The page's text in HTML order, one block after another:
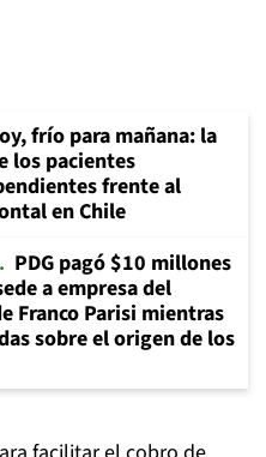
frío para mañana: la
los pacientes
frente al
en Chile
PDG pagó $10 millones
a empresa del
Franco Parisi mientras
sobre el origen de los